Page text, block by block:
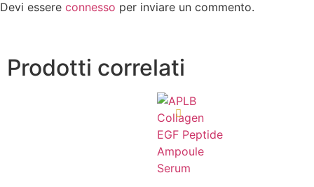
Devi essere connesso per inviare un commento.
Prodotti correlati